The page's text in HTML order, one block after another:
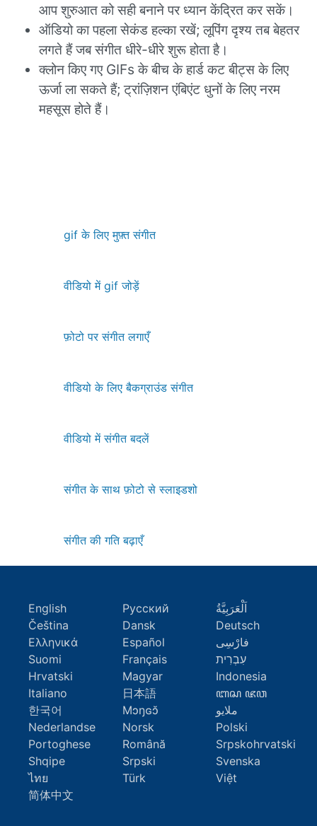
आप शुरुआत को सही बनाने पर ध्यान केंद्रित कर सकें।
ऑडियो का पहला सेकंड हल्का रखें; लूपिंग दृश्य तब बेहतर
लगते हैं जब संगीत धीरे-धीरे शुरू होता है।
क्लोन किए गए GIFs के बीच के हार्ड कट बीट्स के लिए
ऊर्जा ला सकते हैं; ट्रांज़िशन एंबिएंट धुनों के लिए नरम
महसूस होते हैं।
gif के लिए मुफ़्त संगीत
वीडियो में gif जोड़ें
फ़ोटो पर संगीत लगाएँ
वीडियो के लिए बैकग्राउंड संगीत
वीडियो में संगीत बदलें
संगीत के साथ फ़ोटो से स्लाइडशो
संगीत की गति बढ़ाएँ
English Русский
اَلْعَرَبِيَّةُ
Čeština
Dansk
Deutsch
Ελληνικά
Español
فارْسِى
Suomi
Français
עִבְרִית
Hrvatski
Magyar
Indonesia
Italiano
日本語
ꦧꦱ ꦗꦮ
한국어
Mɔŋɢɔ̆
ملايو
Nederlandse
Norsk
Polski
Portoghese
Română
Srpskohrvatski
Shqipe
Srpski
Svenska
ไทย
Türk
Việt
简体中文